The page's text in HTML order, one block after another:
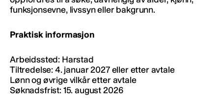
funksjonsevne, livssyn eller bakgrunn.
Praktisk informasjon
Arbeidssted: Harstad
Tiltredelse: 4. januar 2027 eller etter avtale
Lønn og øvrige vilkår etter avtale
Søknadsfrist: 15. august 2026